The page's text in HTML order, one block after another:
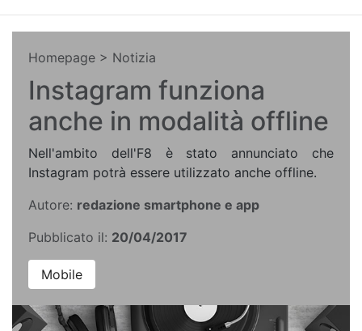
Homepage > Notizia
Instagram funziona
anche in modalità offline
Nell'ambito dell'F8 è stato annunciato che
Instagram potrà essere utilizzato anche offline.
Autore: redazione smartphone e app
Pubblicato il: 20/04/2017
Mobile